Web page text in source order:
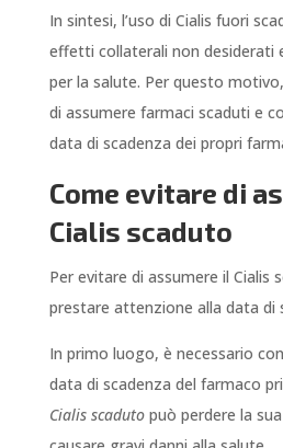
In sintesi, l’uso di Cialis fuori
effetti collaterali non desiderati
per la salute. Per questo
di assumere farmaci scaduti e
data di scadenza dei propri
Come evitare di
Cialis scaduto
Per evitare di assumere il Cialis
prestare attenzione alla data di
In primo luogo, è necessario
data di scadenza del farmaco
Cialis scadutopuò perdere la